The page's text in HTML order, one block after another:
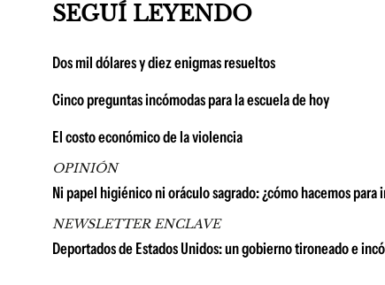
SEGUÍ LEYENDO
Dos mil dólares y diez enigmas resueltos
Cinco preguntas incómodas para la escuela de hoy
El costo económico de la violencia
OPINIÓN
Ni papel higiénico ni oráculo sagrado: ¿cómo hacemos para
NEWSLETTER ENCLAVE
Deportados de Estados Unidos: un gobierno tironeado e